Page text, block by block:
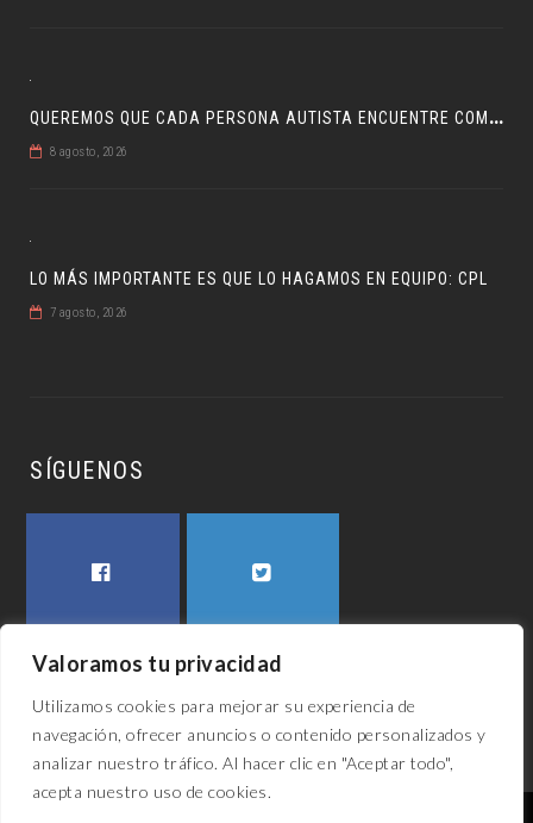
Valoramos tu privacidad
Utilizamos cookies para mejorar su experiencia de
navegación, ofrecer anuncios o contenido personalizados y
analizar nuestro tráfico. Al hacer clic en "Aceptar todo",
acepta nuestro uso de cookies.
Q
UEREMOS QUE CADA PERSONA AUTISTA ENCUENTRE COMPRENSIÓN: JDM
8 agosto, 2026
LO MÁS IMPORTANTE ES QUE LO HAGAMOS EN EQUIPO: CPL
7 agosto, 2026
SÍGUENOS